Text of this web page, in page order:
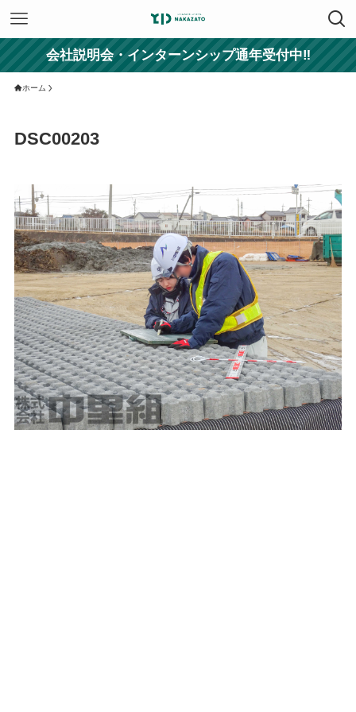
会社説明会・インターンシップ通年受付中‼
ホーム
DSC00203